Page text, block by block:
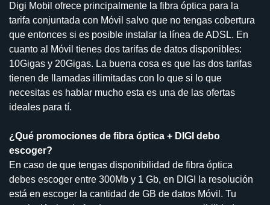
Digi Mobil ofrece principalmente la fibra óptica para la
tarifa conjuntada con Móvil salvo que no tengas cobertura
que entonces si es posible instalar la línea de ADSL. En
cuanto al Móvil tienes dos tarifas de datos disponibles:
10Gigas y 20Gigas. La buena cosa es que las dos tarifas
tienen de llamadas illimitadas con lo que si lo que
necesitas es hablar mucho esta es una de las ofertas
ideales para tí.
¿Qué promociones de fibra óptica + DIGI debo
escoger?
En caso de que tengas disponibilidad de fibra óptica
debes escoger entre 300Mb y 1 Gb, en DIGI la resolución
está en escoger la cantidad de GB de datos Móvil. Tu